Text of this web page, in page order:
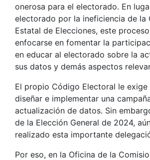
onerosa para el electorado. En
electorado por la ineficiencia de la
Estatal de Elecciones, este
enfocarse en fomentar la
en educar al electorado sobre la
sus datos y demás aspectos
El propio Código Electoral le exige
diseñar e implementar una
actualización de datos. Sin
de la Elección General de 2024,
realizado esta importante
Por eso, en la Oficina de la